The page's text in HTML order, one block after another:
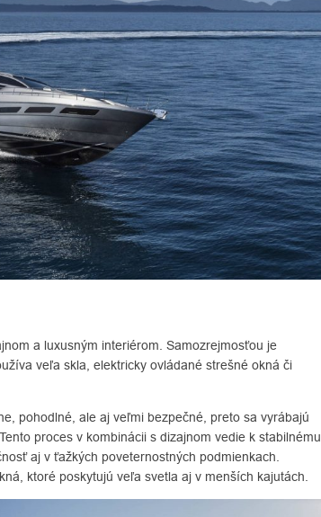
a luxusným interiérom. Samozrejmosťou je
veľa skla, elektricky ovládané strešné okná či
pohodlné, ale aj veľmi bezpečné, preto sa vyrábajú
proces v kombinácii s dizajnom vedie k stabilnému
aj v ťažkých poveternostných podmienkach.
ktoré poskytujú veľa svetla aj v menších kajutách.